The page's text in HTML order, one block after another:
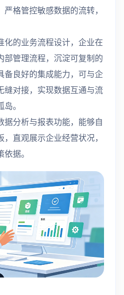
格管控敏感数据的流转，
化的业务流程设计，企业在
部管理流程，沉淀可复制的
备良好的集成能力，可与企
缝对接，实现数据互通与流
。
据分析与报表功能，能够自
直观展示企业经营状况，
据。